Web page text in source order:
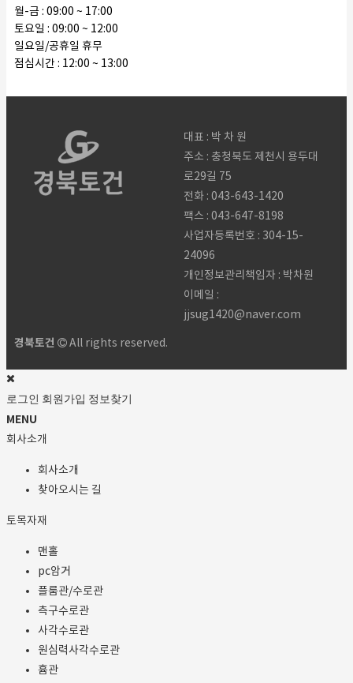
월-금 : 09:00 ~ 17:00
토요일 : 09:00 ~ 12:00
일요일/공휴일 휴무
점심시간 : 12:00 ~ 13:00
대표 : 박 차 원
주소 : 충청북도 제천시 용두대
로29길 75
전화 : 043-643-1420
팩스 : 043-647-8198
사업자등록번호 : 304-15-
24096
개인정보관리책임자 : 박차원
이메일 :
jjsug1420@naver.com
경북토건 All rights reserved.
로그인 회원가입 정보찾기
MENU
회사소개
회사소개
찾아오시는 길
토목자재
맨홀
pc암거
플룸관/수로관
측구수로관
사각수로관
원심력사각수로관
흄관